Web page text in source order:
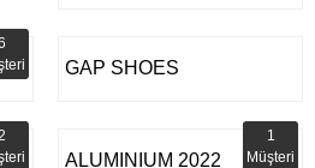
GAP SHOES
ALUMINIUM 2022
1
Müşteri